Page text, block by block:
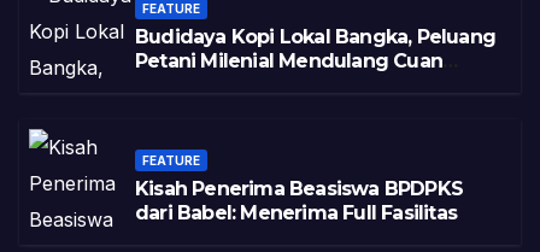
FEATURE
Budidaya Kopi Lokal Bangka, Peluang
Petani Milenial Mendulang Cuan
FEATURE
Kisah Penerima Beasiswa BPDPKS
dari Babel: Menerima Full Fasilitas